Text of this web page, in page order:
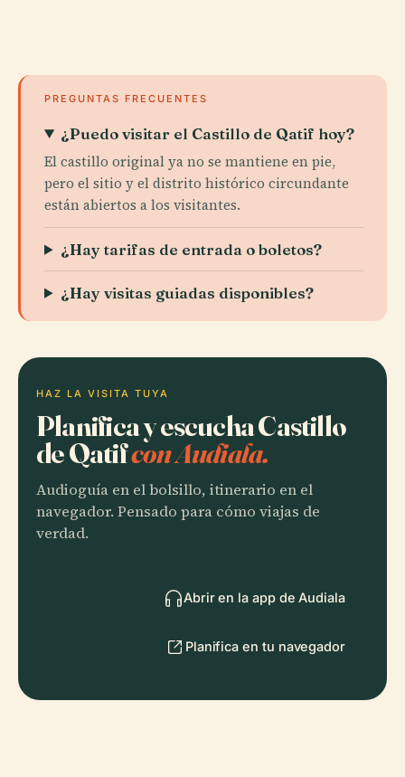
PREGUNTAS FRECUENTES
¿Puedo visitar el Castillo de Qatif hoy?
El castillo original ya no se mantiene en pie,
pero el sitio y el distrito histórico circundante
están abiertos a los visitantes.
¿Hay tarifas de entrada o boletos?
¿Hay visitas guiadas disponibles?
HAZ LA VISITA TUYA
Planifica y escucha Castillo
de Qatifcon Audiala.
Audioguía en el bolsillo, itinerario en el
navegador. Pensado para cómo viajas de
verdad.
Abrir en la app de Audiala
Planifica en tu navegador